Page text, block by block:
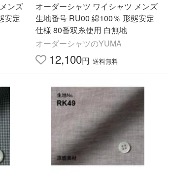
ンズ
安定
オーダーシャツ ワイシャツ メンズ
生地番号 RU00 綿100％ 形態安定
仕様 80番双糸使用 白無地
オーダーシャツのYUMA
12,100円 送料無料